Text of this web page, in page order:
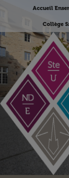
Accueil
Collège